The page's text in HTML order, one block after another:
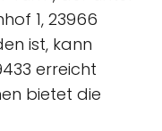
1, 23966
ist, kann
erreicht
bietet die